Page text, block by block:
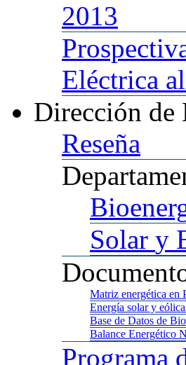
2013
Eléctrica
Dirección de
Reseña
Solar y
Matriz energética en
Energía solar y
Base de Datos de
Balance Energético
Programa